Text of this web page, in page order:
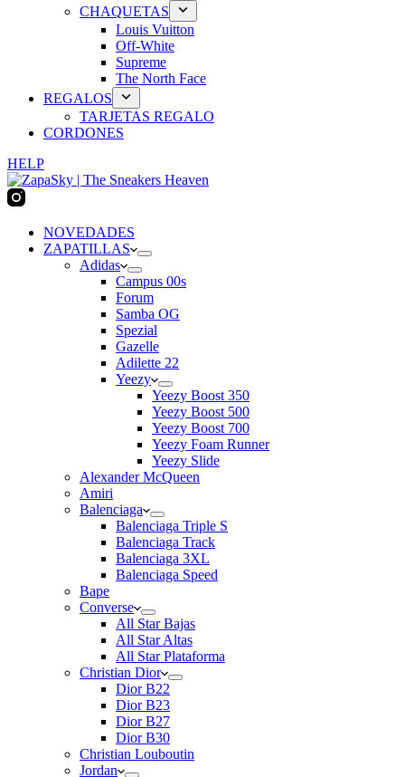
CHAQUETAS
Louis Vuitton
Off-White
Supreme
The North Face
REGALOS
TARJETAS REGALO
CORDONES
HELP
NOVEDADES
ZAPATILLAS
Adidas
Campus 00s
Forum
Samba OG
Spezial
Gazelle
Adilette 22
Yeezy
Yeezy Boost 350
Yeezy Boost 500
Yeezy Boost 700
Yeezy Foam Runner
Yeezy Slide
Alexander McQueen
Amiri
Balenciaga
Balenciaga Triple S
Balenciaga Track
Balenciaga 3XL
Balenciaga Speed
Bape
Converse
All Star Bajas
All Star Altas
All Star Plataforma
Christian Dior
Dior B22
Dior B23
Dior B27
Dior B30
Christian Louboutin
Jordan